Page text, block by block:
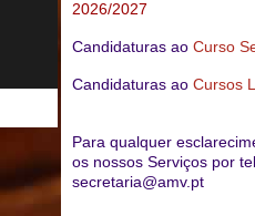
2026/2027
Candidaturas ao Curso
Candidaturas ao Cursos
Para qualquer
os nossos Serviços por
secretaria@amv.pt